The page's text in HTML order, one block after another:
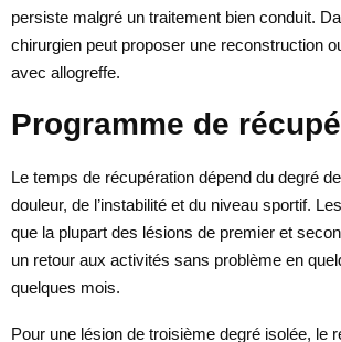
persiste malgré un traitement bien conduit.
chirurgien peut proposer une reconstruction
avec allogreffe.
Programme de
Le temps de récupération dépend du degré
douleur, de l’instabilité et du niveau sportif.
que la plupart des lésions de premier et
un retour aux activités sans problème en
quelques mois.
Pour une lésion de troisième degré isolée, le